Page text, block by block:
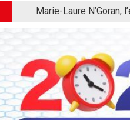
Marie-Laure N’Goran,